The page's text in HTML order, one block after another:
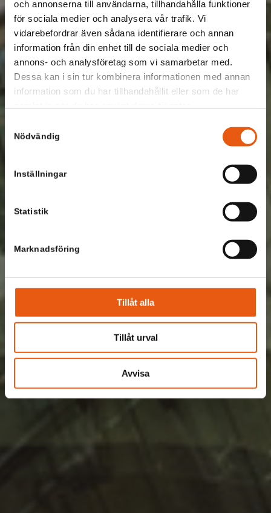
och annonserna till användarna, tillhandahålla funktioner
för sociala medier och analysera vår trafik. Vi
vidarebefordrar även sådana identifierare och annan
information från din enhet till de sociala medier och
annons- och analysföretag som vi samarbetar med.
Dessa kan i sin tur kombinera informationen med annan
information som du har tillhandahållit eller som de har
Nödvändig
Inställningar
Statistik
Marknadsföring
Tillåt alla
Tillåt urval
Avvisa